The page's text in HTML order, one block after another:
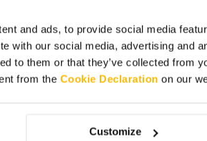
and ads, to provide social media
with our social media, advertising and
to them or that they’ve collected from
from the Cookie Declaration on our
Customize
o al atardecer. Llega
entre semana por la
recorrer todo el jardín.